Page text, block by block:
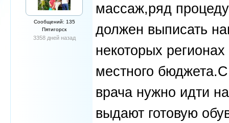
Сообщений: 135
Пятигорск
3358 дней назад
массаж,ряд
должен выписать
некоторых
местного
врача нужно идти
выдают готовую